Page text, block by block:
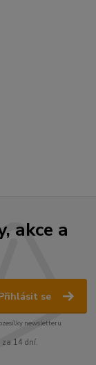
akce a
se
newsletteru.
za 14 dní.